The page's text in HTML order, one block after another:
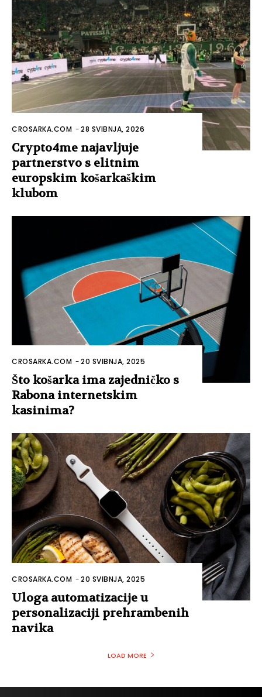
CROSARKA.COM -28 SVIBNJA, 2026
Crypto4me najavljuje
partnerstvo s elitnim
europskim košarkaškim
klubom
CROSARKA.COM -20 SVIBNJA, 2025
Što košarka ima zajedničko s
Rabona internetskim
kasinima?
CROSARKA.COM -20 SVIBNJA, 2025
Uloga automatizacije u
personalizaciji prehrambenih
navika
LOAD MORE